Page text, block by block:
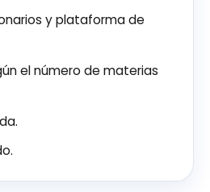
y plataforma de
el número de materias